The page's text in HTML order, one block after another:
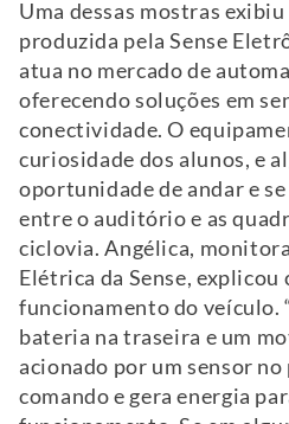
Uma dessas mostras
produzida pela Sense
atua no mercado de
oferecendo soluções em
conectividade. O
curiosidade dos alunos, e
oportunidade de andar e
entre o auditório e as
ciclovia. Angélica,
Elétrica da Sense, explicou
funcionamento do veículo.
bateria na traseira e um
acionado por um sensor no
comando e gera energia